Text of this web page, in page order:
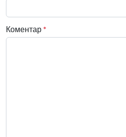
Коментар *